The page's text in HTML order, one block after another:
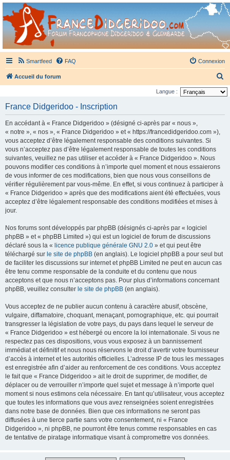
France Didgeridoo
Didgeridoo et Guimbarde sur France Didgeridoo - retrouvez la communauté.
Smartfeed FAQ Connexion
Accueil du forum
e
h
Langue :
France Didgeridoo - Inscription
En accédant à « France Didgeridoo » (désigné ci-après par « nous »,
« notre », « nos », « France Didgeridoo » et « https://francedidgeridoo.com »),
vous acceptez d’être légalement responsable des conditions suivantes. Si
vous n’acceptez pas d’être légalement responsable de toutes les conditions
suivantes, veuillez ne pas utiliser et accéder à « France Didgeridoo ». Nous
pouvons modifier ces conditions à n’importe quel moment et nous essaierons
de vous informer de ces modifications, bien que nous vous conseillons de
vérifier régulièrement par vous-même. En effet, si vous continuez à participer à
« France Didgeridoo » après que des modifications aient été effectuées, vous
acceptez d’être légalement responsable des conditions modifiées et mises à
jour.
Nos forums sont développés par phpBB (désignés ci-après par « logiciel
phpBB » et « phpBB Limited ») qui est un logiciel de forum de discussions
déclaré sous la « licence publique générale GNU 2.0 » et qui peut être
téléchargé sur le site de phpBB (en anglais). Le logiciel phpBB a pour seul but
de faciliter les discussions sur internet et phpBB Limited ne peut en aucun cas
être tenu comme responsable de la conduite et du contenu que nous
acceptons et que nous n’acceptons pas. Pour plus d’informations concernant
phpBB, veuillez consulter le site de phpBB (en anglais).
Vous acceptez de ne publier aucun contenu à caractère abusif, obscène,
vulgaire, diffamatoire, choquant, menaçant, pornographique, etc. qui pourrait
transgresser la législation de votre pays, du pays dans lequel le serveur de
« France Didgeridoo » est hébergé ou encore la loi internationale. Si vous ne
respectez pas ces dispositions, vous vous exposez à un bannissement
immédiat et définitif et nous nous réservons le droit d’avertir votre fournisseur
d’accès à internet et les autorités officielles. L’adresse IP de tous les messages
est enregistrée afin d’aider au renforcement de ces conditions. Vous acceptez
le fait que « France Didgeridoo » ait le droit de supprimer, de modifier, de
déplacer ou de verrouiller n’importe quel sujet et message à n’importe quel
moment si nous estimons cela nécessaire. En tant qu’utilisateur, vous acceptez
que toutes les informations que vous avez renseignées soient enregistrées
dans notre base de données. Bien que ces informations ne seront pas
diffusées à une tierce partie sans votre consentement, ni « France
Didgeridoo », ni phpBB, ne pourront être tenus comme responsables en cas
de tentative de piratage informatique visant à compromettre vos données.